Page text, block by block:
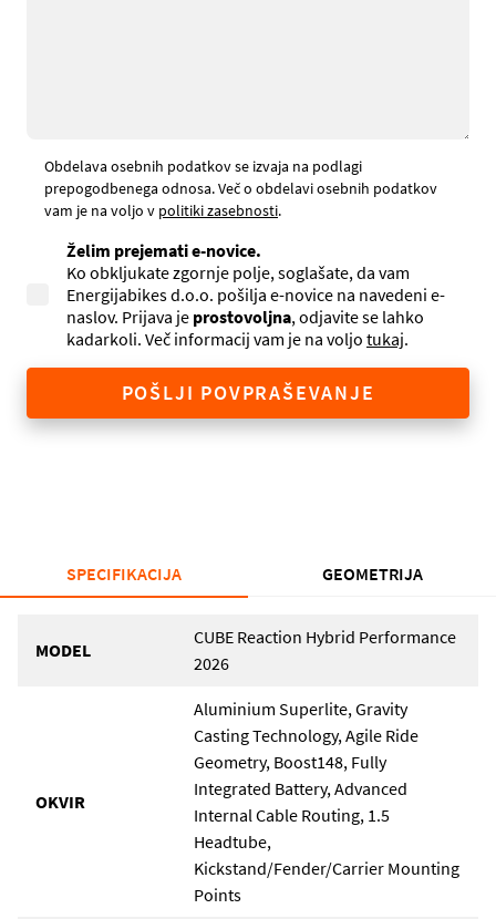
Obdelava osebnih podatkov se izvaja na podlagi
prepogodbenega odnosa. Več o obdelavi osebnih podatkov
vam je na voljo v politiki zasebnosti.
Želim prejemati e-novice.
Ko obkljukate zgornje polje, soglašate, da vam
Energijabikes d.o.o. pošilja e-novice na navedeni e-
naslov. Prijava je prostovoljna, odjavite se lahko
kadarkoli. Več informacij vam je na voljo tukaj.
POŠLJI POVPRAŠEVANJE
SPECIFIKACIJA GEOMETRIJA
MODEL
CUBE Reaction Hybrid Performance
2026
OKVIR
Aluminium Superlite, Gravity
Casting Technology, Agile Ride
Geometry, Boost148, Fully
Integrated Battery, Advanced
Internal Cable Routing, 1.5
Headtube,
Kickstand/Fender/Carrier Mounting
Points